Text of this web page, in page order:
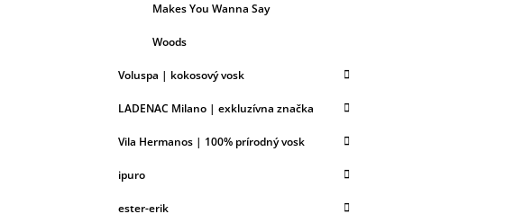
Makes You Wanna Say
Woods
Voluspa | kokosový vosk
LADENAC Milano | exkluzívna značka
Vila Hermanos | 100% prírodný vosk
ipuro
ester-erik